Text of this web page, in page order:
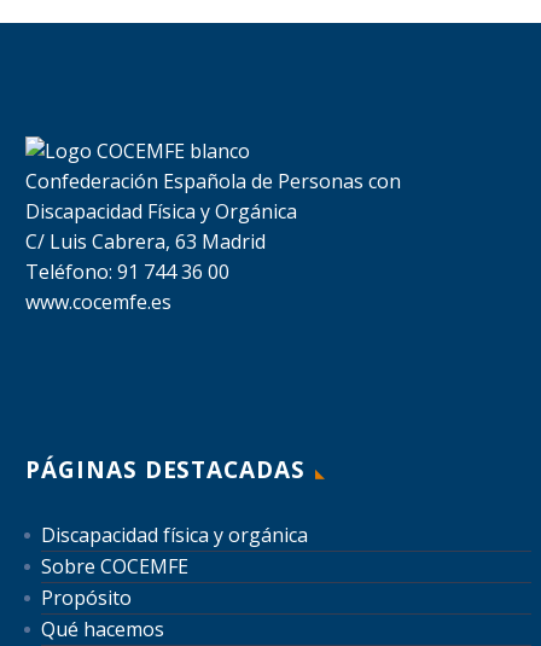
Confederación Española de Personas con
Discapacidad Física y Orgánica
C/ Luis Cabrera, 63 Madrid
Teléfono: 91 744 36 00
www.cocemfe.es
PÁGINAS DESTACADAS
Discapacidad física y orgánica
Sobre COCEMFE
Propósito
Qué hacemos